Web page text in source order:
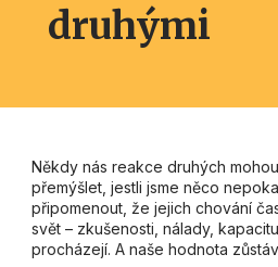
druhými
Někdy nás reakce druhých
přemýšlet, jestli jsme něco
připomenout, že jejich chování
svět – zkušenosti, nálady,
procházejí. A naše hodnota